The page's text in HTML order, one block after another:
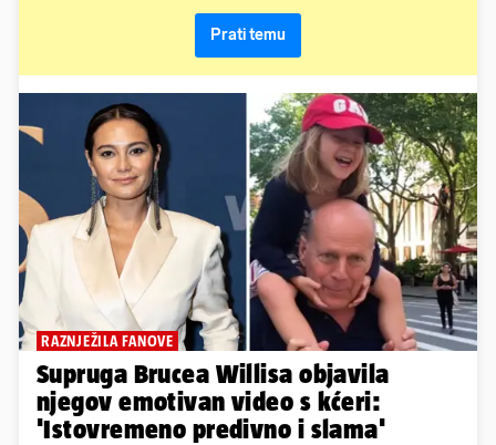
Prati temu
RAZNJEŽILA FANOVE
Supruga Brucea Willisa objavila
njegov emotivan video s kćeri:
'Istovremeno predivno i slama'